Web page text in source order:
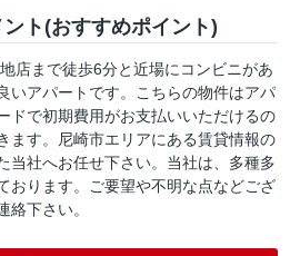
ト(おすすめポイント)
店まで徒歩6分と近場にコンビニがあ
いアパートです。こちらの物件はアパ
ドで初期費用がお支払いいただけるの
ます。尼崎市エリアにある賃貸情報の
当社へお任せ下さい。当社は、多種多
おります。ご要望や不明な点などござ
絡下さい。